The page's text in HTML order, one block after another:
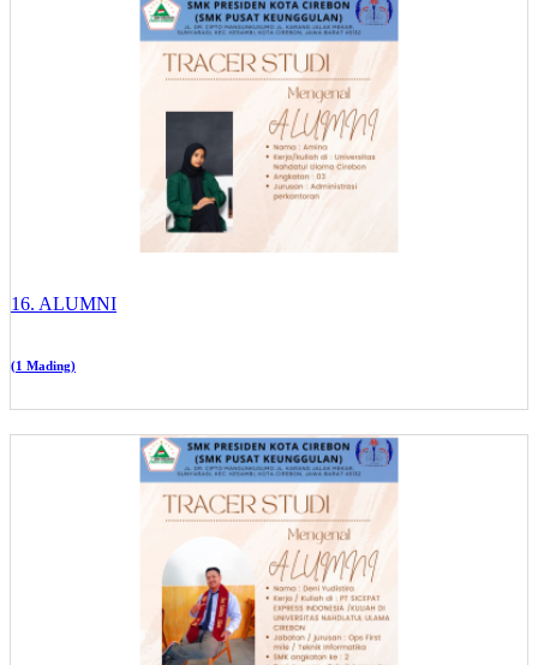
16. ALUMNI
(1 Mading)